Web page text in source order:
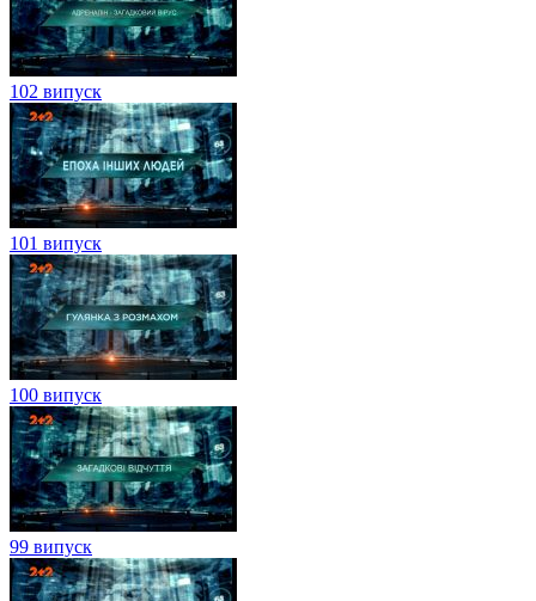
102 випуск
101 випуск
100 випуск
99 випуск